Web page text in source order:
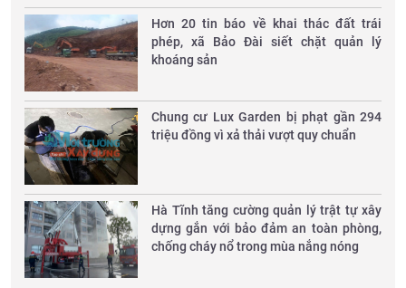
Hơn 20 tin báo về khai thác đất trái
phép, xã Bảo Đài siết chặt quản lý
khoáng sản
Chung cư Lux Garden bị phạt gần 294
triệu đồng vì xả thải vượt quy chuẩn
Hà Tĩnh tăng cường quản lý trật tự xây
dựng gắn với bảo đảm an toàn phòng,
chống cháy nổ trong mùa nắng nóng